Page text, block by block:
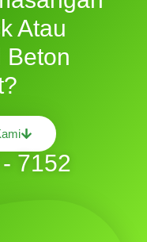
Atau
Beton
7152